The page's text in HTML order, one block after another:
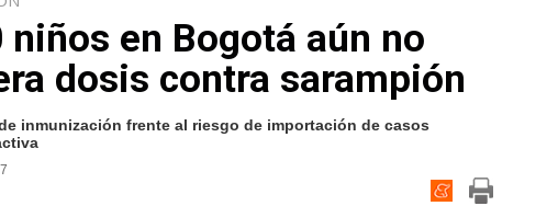
niños en Bogotá aún no
dosis contra sarampión
inmunización frente al riesgo de importación de casos